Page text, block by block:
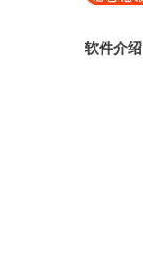
软件介绍